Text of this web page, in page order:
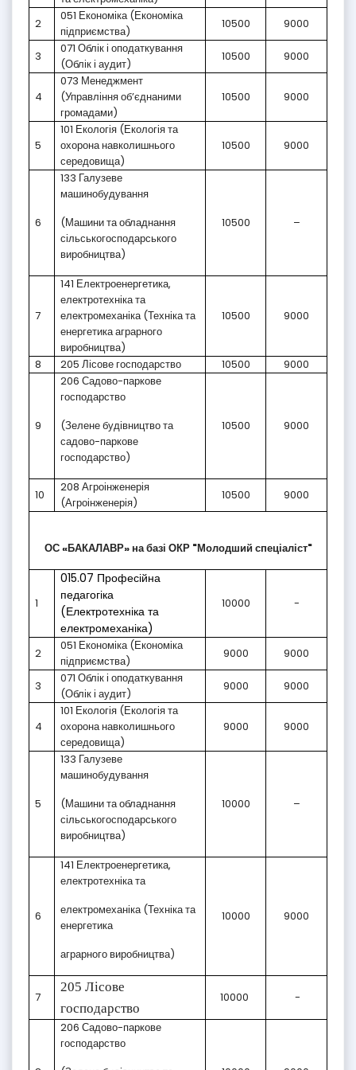
2
051 Економіка (Економіка
підприємства)
10500 9000
3
071 Облік і оподаткування
(Облік і аудит)
10500 9000
4
073 Менеджмент
(Управління об’єднаними
громадами)
10500 9000
5
101 Екологія (Екологія та
охорона навколишнього
середовища)
10500 9000
6
133 Галузеве
машинобудування
(Машини та обладнання
сільськогосподарського
виробництва)
10500 –
7
141 Електроенергетика,
електротехніка та
електромеханіка (Техніка та
енергетика аграрного
виробництва)
10500 9000
8 205 Лісове господарство 10500 9000
9
206 Садово-паркове
господарство
(Зелене будівництво та
садово-паркове
господарство)
10500 9000
10
208 Агроінженерія
(Агроінженерія)
10500 9000
ОС «БАКАЛАВР» на базі ОКР "Молодший спеціаліст"
1
015.07 Професійна
педагогіка
(Електротехніка та
електромеханіка)
10000 -
2
051 Економіка (Економіка
підприємства)
9000 9000
3
071 Облік і оподаткування
(Облік і аудит)
9000 9000
4
101 Екологія (Екологія та
охорона навколишнього
середовища)
9000 9000
5
133 Галузеве
машинобудування
(Машини та обладнання
сільськогосподарського
виробництва)
10000 –
6
141 Електроенергетика,
електротехніка та
електромеханіка (Техніка та
енергетика
аграрного виробництва)
10000 9000
7
205 Лісове
господарство
10000 -
206 Садово-паркове
господарство